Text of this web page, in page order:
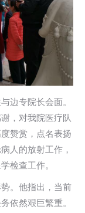
边专院长会面。
，对我院医疗队
赞赏，点名表扬
人的放射工作，
检查工作。
。他指出，当前
依然艰巨繁重。